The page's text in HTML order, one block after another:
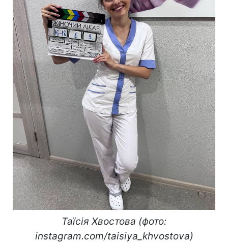
Таїсія Хвостова (фото:
instagram.com/taisiya_khvostova)